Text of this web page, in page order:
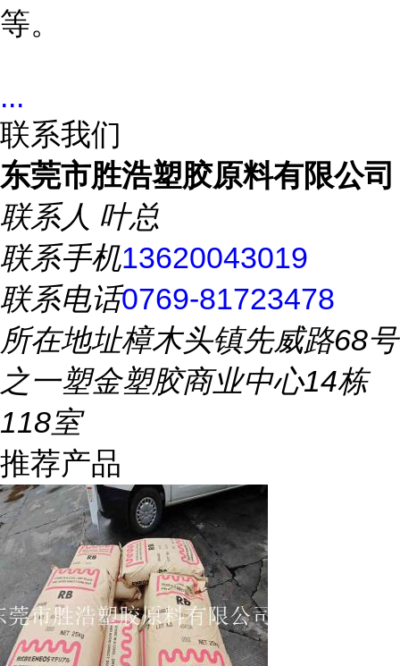
等。
...
联系我们
东莞市胜浩塑胶原料有限公司
联系人 叶总
联系手机13620043019
联系电话0769-81723478
所在地址樟木头镇先威路68号
之一塑金塑胶商业中心14栋
118室
推荐产品